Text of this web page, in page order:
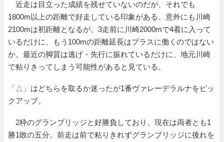
近走は目立った成績を残せていないのだが、それでも
1800m以上の距離で好走している印象がある。意外にも川崎
2100mは初距離となるが、3走前に川崎2000mで4着に入って
いるだけに、もう100mの距離延長はプラスに働くのではない
か。最近の脚質は逃げ・先行に振れているだけに、地元川崎
で粘りきってしまう可能性があると見ている。
「△」はどちらを取るか迷ったが1番ヴァレーデラルナをピッ
クアップ。
2枠のグランブリッジと好勝負しており、現在は両者とも1
勝1敗の五分。前走は前で粘りきれずグランブリッジに後れを